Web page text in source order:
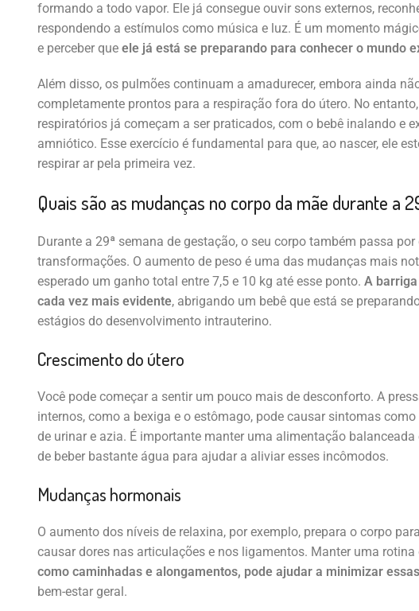
formando a todo vapor. Ele já consegue ouvir sons externos,
respondendo a estímulos como música e luz. É um momento
e perceber que ele já está se preparando para conhecer o mundo
Além disso, os pulmões continuam a amadurecer, embora ainda
completamente prontos para a respiração fora do útero. No
respiratórios já começam a ser praticados, com o bebê inalando e
amniótico. Esse exercício é fundamental para que, ao nascer, ele
respirar ar pela primeira vez.
Quais são as mudanças no corpo da mãe durante a
Durante a 29ª semana de gestação, o seu corpo também passa por
transformações. O aumento de peso é uma das mudanças mais
esperado um ganho total entre 7,5 e 10 kg até esse ponto. A
cada vez mais evidente, abrigando um bebê que está se
estágios do desenvolvimento intrauterino.
Crescimento do útero
Você pode começar a sentir um pouco mais de desconforto. A
internos, como a bexiga e o estômago, pode causar sintomas
de urinar e azia. É importante manter uma alimentação
de beber bastante água para ajudar a aliviar esses incômodos.
Mudanças hormonais
O aumento dos níveis de relaxina, por exemplo, prepara o corpo
causar dores nas articulações e nos ligamentos. Manter uma rotina
como caminhadas e alongamentos, pode ajudar a minimizar
bem-estar geral.